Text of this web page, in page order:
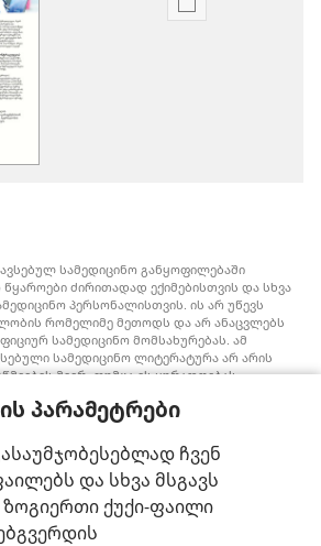
პარამეტრები
ჩვენ
და სხვა მსგავს
ქუქი-ფაილი
საკითხებზე
სამედიცინო განყოფილებაში
ძირითადად ექიმებისთვის და სხვა
პერსონალისთვის. ის არ უწევს
რომელიმე მეთოდს და არ ანაცვლებს
სამედიცინო მომსახურებას. ამ
სამედიცინო ლიტერატურა არ არის
მიერ, თუმცა ის ყურადღებას
იყოს. თითოეული მედიკოსი
იყოს მედიცინაში არსებული
მკურნალობის ის მეთოდი შესთავაზოს
ჯანმრთელობის მდგომარეობას საუკეთესოდ
პაციენტის სურვილს,
აქ მოცემული მკურნალობის მეთოდები
პაციენტის საჭიროებების